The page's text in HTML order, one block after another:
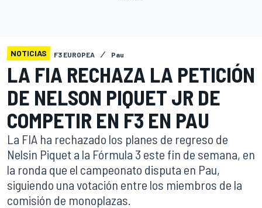
NOTICIAS F3 EUROPEA Pau
LA FIA RECHAZA LA PETICIÓN
DE NELSON PIQUET JR DE
COMPETIR EN F3 EN PAU
La FIA ha rechazado los planes de regreso de
Nelsin Piquet a la Fórmula 3 este fin de semana, en
la ronda que el campeonato disputa en Pau,
siguiendo una votación entre los miembros de la
comisión de monoplazas.